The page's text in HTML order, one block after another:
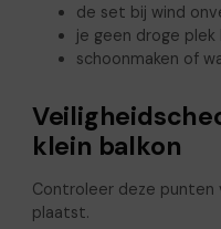
de set bij wind
je geen droge
schoonmaken of
klein balkon
Controleer deze
plaatst.